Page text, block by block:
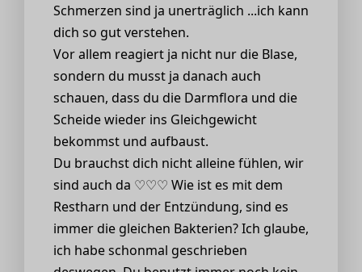
Schmerzen sind ja unerträglich ...ich kann
dich so gut verstehen.
Vor allem reagiert ja nicht nur die Blase,
sondern du musst ja danach auch
schauen, dass du die Darmflora und die
Scheide wieder ins Gleichgewicht
bekommst und aufbaust.
Du brauchst dich nicht alleine fühlen, wir
sind auch da ♡♡♡ Wie ist es mit dem
Restharn und der Entzündung, sind es
immer die gleichen Bakterien? Ich glaube,
ich habe schonmal geschrieben